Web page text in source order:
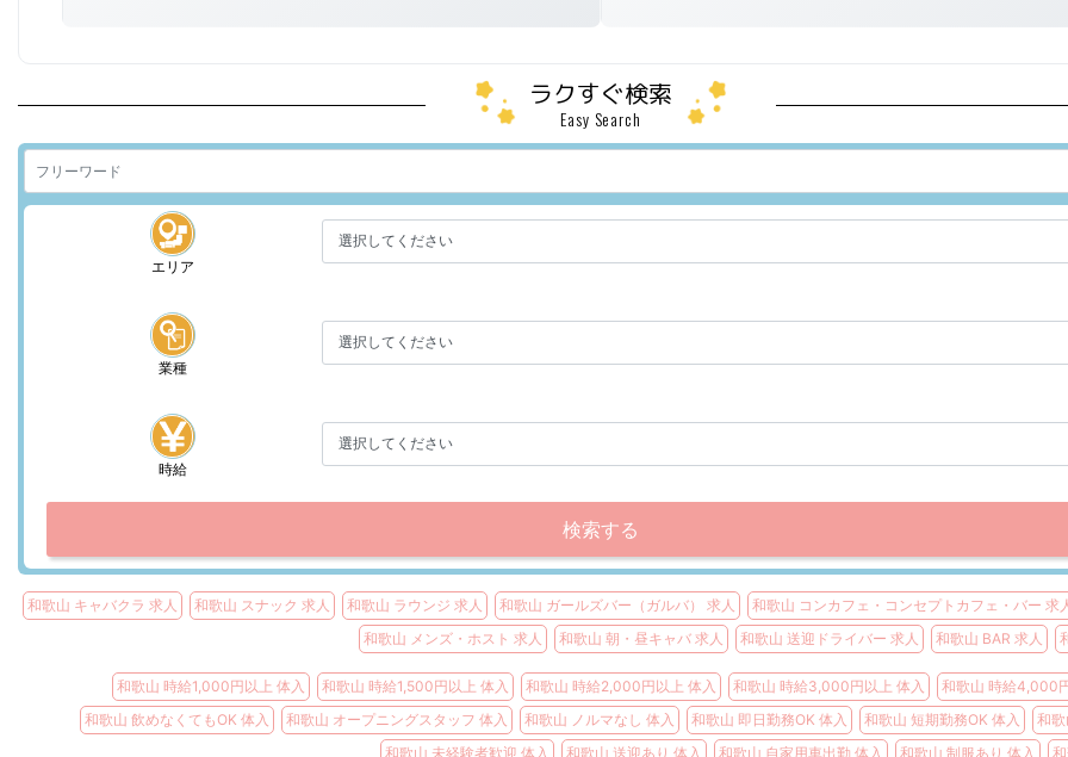
ラクすぐ検索
Easy Search
エリア
業種
時給
検索する
和歌山 キャバクラ 求人 和歌山 スナック 求人 和歌山 ラウンジ 求人 和歌山 ガールズバー（ガルバ） 求人 和歌山 コンカフェ・コンセプトカフェ・バー 求
和歌山 メンズ・ホスト 求人
和歌山 朝・昼キャバ 求人 和歌山 送迎ドライバー 求人 和歌山 BAR 求人
和歌山 時給1,000円以上 体入 和歌山 時給1,500円以上 体入 和歌山 時給2,000円以上 体入 和歌山 時給3,000円以上 体入 和歌山 時給4,000
和歌山 飲めなくてもOK 体入
和歌山 オープニングスタッフ 体入 和歌山 ノルマなし 体入 和歌山 即日勤務OK 体入 和歌山 短期勤務OK 体入 和歌
和歌山 未経験者歓迎 体入
和歌山 送迎あり 体入 和歌山 自家用車出勤 体入 和歌山 制服あり 体入